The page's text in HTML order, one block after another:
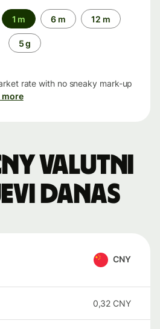
1 m 6 m 12 m
5 g
rate with no sneaky mark-up
more
valutni
danas
CNY
0,32 CNY